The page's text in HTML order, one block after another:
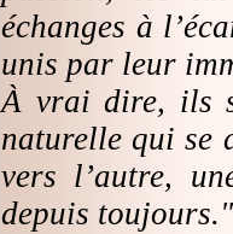
échanges à
unis par leur
À vrai dire, ils
naturelle qui se
vers l’autre,
depuis toujours."